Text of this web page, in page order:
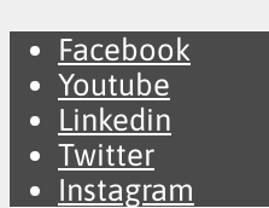
Facebook
Youtube
Linkedin
Twitter
Instagram